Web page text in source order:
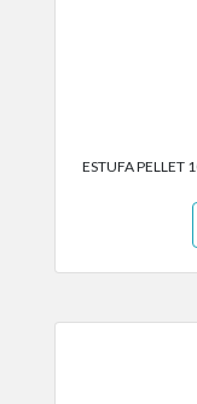
ESTUFA PELLET